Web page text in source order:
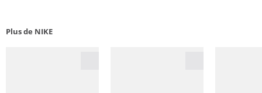
Plus de NIKE